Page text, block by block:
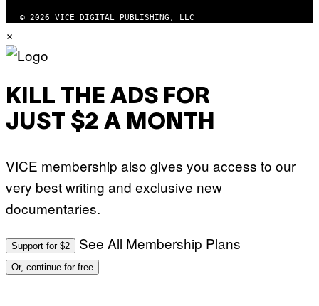
© 2026 VICE DIGITAL PUBLISHING, LLC
×
KILL THE ADS FOR
JUST $2 A MONTH
VICE membership also gives you access to our
very best writing and exclusive new
documentaries.
Support for $2 See All Membership Plans
Or, continue for free